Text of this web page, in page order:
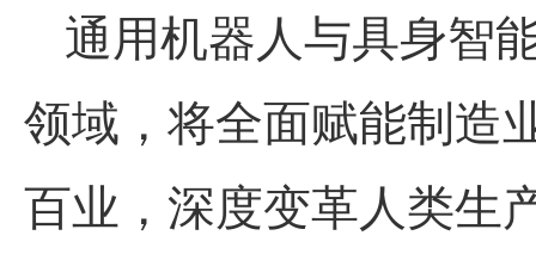
通用机器人与具身智
领域，将全面赋能制造
百业，深度变革人类生